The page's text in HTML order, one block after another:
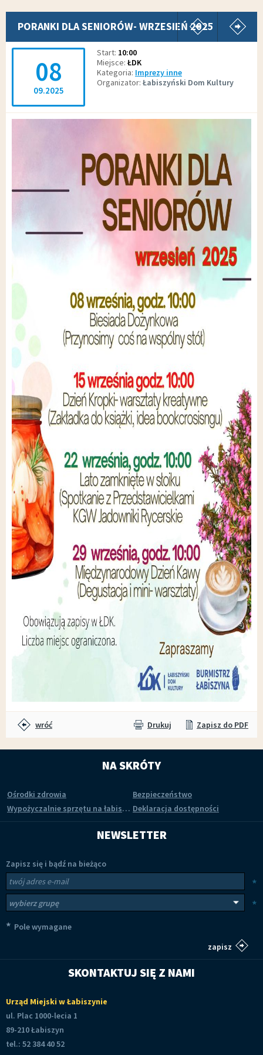
PORANKI DLA SENIORÓW- WRZESIEŃ 2025
pokaż
08
09.2025
Start 10:00
Miejsce ŁDK
Kategoria Imprezy inne
Organizator Łabiszyński Dom Kultury
wróć Drukuj Zapisz do PDF
NA SKRÓTY
Ośrodki zdrowia
Bezpieczeństwo
Wypożyczalnie sprzętu na łabiszyńskiej wyspie Deklaracja dostępności
NEWSLETTER
Zapisz się i bądź na bieżąco
Newsletter
*
*
* Pole wymagane
SKONTAKTUJ SIĘ Z NAMI
Urząd Miejski w Łabiszynie
ul. Plac 1000-lecia 1
89-210 Łabiszyn
tel.: 52 384 40 52